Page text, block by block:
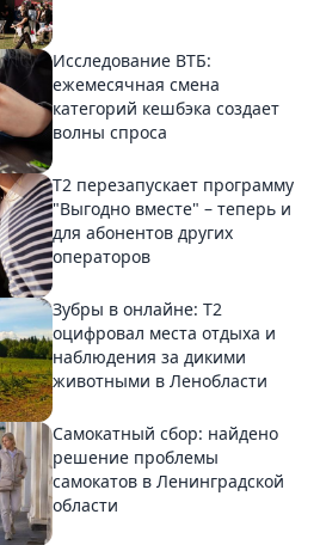
Исследование ВТБ:
ежемесячная смена
категорий кешбэка создает
волны спроса
Т2 перезапускает программу
"Выгодно вместе" – теперь и
для абонентов других
операторов
Зубры в онлайне: Т2
оцифровал места отдыха и
наблюдения за дикими
животными в Ленобласти
Самокатный сбор: найдено
решение проблемы
самокатов в Ленинградской
области